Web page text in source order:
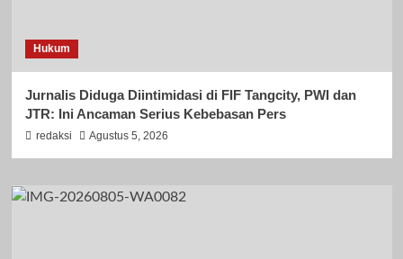
Hukum
Jurnalis Diduga Diintimidasi di FIF Tangcity, PWI dan
JTR: Ini Ancaman Serius Kebebasan Pers
redaksi Agustus 5, 2026